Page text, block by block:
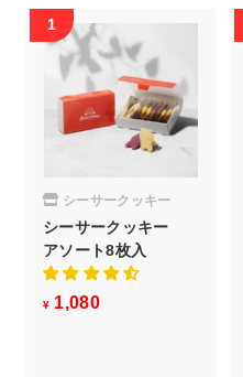
シーサークッキー
シーサークッキー
アソート8枚入
¥ 1,080